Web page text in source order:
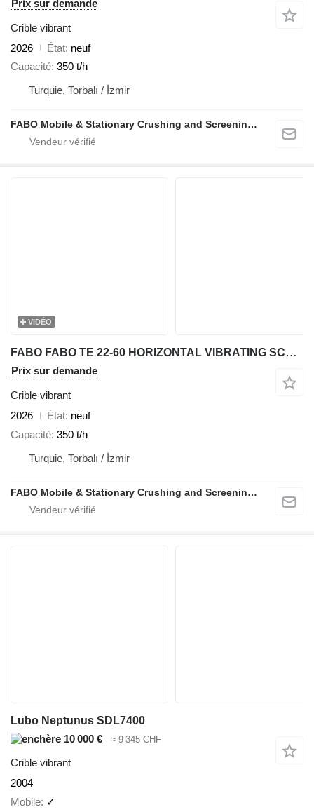
Prix sur demande
Crible vibrant
2026
État neuf
Capacité 350 t/h
Turquie, Torbalı / İzmir
FABO Mobile & Stationary Crushing and Screening Plants | Concrete Batching Plants Manufacturer
VIDÉO
FABO FABO TE 22-60 HORIZONTAL VIBRATING SCREEN WITH SHAFT
Prix sur demande
Crible vibrant
2026
État neuf
Capacité 350 t/h
Turquie, Torbalı / İzmir
FABO Mobile & Stationary Crushing and Screening Plants | Concrete Batching Plants Manufacturer
Lubo Neptunus SDL7400
10 000 €
≈ 9 345 CHF
Crible vibrant
2004
Mobile ✓